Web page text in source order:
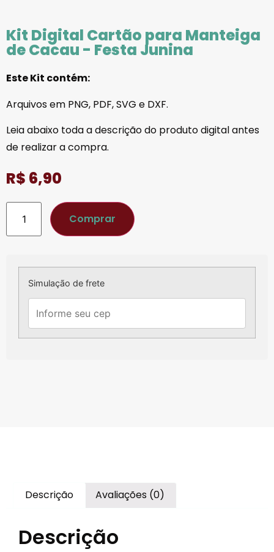
Kit Digital Cartão para Manteiga
de Cacau - Festa Junina
Este Kit contém:
Arquivos em PNG, PDF, SVG e DXF.
Leia abaixo toda a descrição do produto digital antes
de realizar a compra.
R$ 6,90
Comprar
Simulação de frete
Descrição Avaliações (0)
Descrição